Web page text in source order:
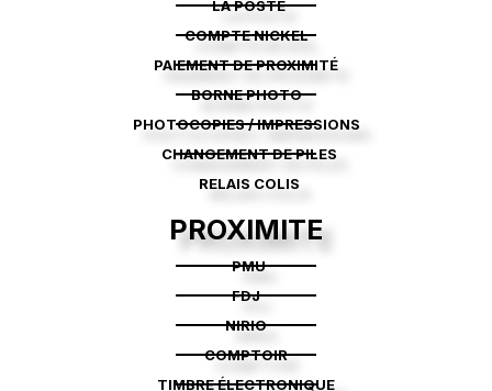
LA POSTE
COMPTE NICKEL
PAIEMENT DE PROXIMITÉ
BORNE PHOTO
PHOTOCOPIES / IMPRESSIONS
CHANGEMENT DE PILES
RELAIS COLIS
PROXIMITE
PMU
FDJ
NIRIO
COMPTOIR
TIMBRE ÉLECTRONIQUE